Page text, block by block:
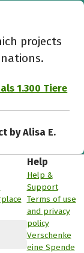
projects
1.300 Tiere
by Alisa E.
Help
Help &
Support
Terms of use
and privacy
policy
Verschenke
eine Spende